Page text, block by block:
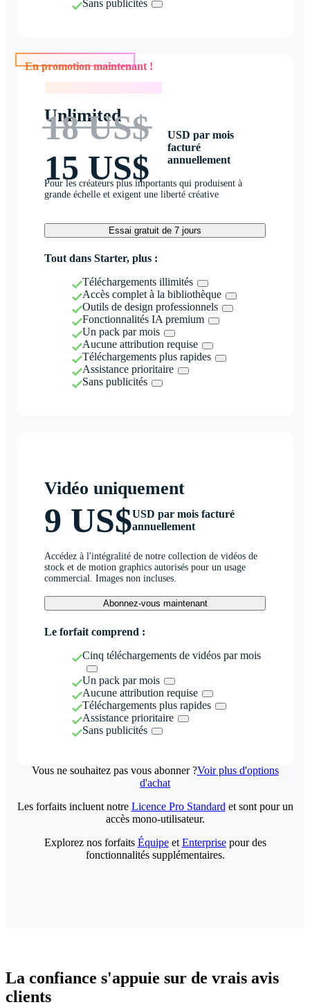
Sans publicités
En promotion maintenant !
Unlimited
18 US$
15 US$
USD par mois
facturé
annuellement
Pour les créateurs plus importants qui produisent à
grande échelle et exigent une liberté créative
Essai gratuit de 7 jours
Tout dans Starter, plus :
Téléchargements illimités
Accès complet à la bibliothèque
Outils de design professionnels
Fonctionnalités IA premium
Un pack par mois
Aucune attribution requise
Téléchargements plus rapides
Assistance prioritaire
Sans publicités
Vidéo uniquement
9 US$USD par mois facturé
annuellement
Accédez à l'intégralité de notre collection de vidéos de
stock et de motion graphics autorisés pour un usage
commercial. Images non incluses.
Abonnez-vous maintenant
Le forfait comprend :
Cinq téléchargements de vidéos par mois
Un pack par mois
Aucune attribution requise
Téléchargements plus rapides
Assistance prioritaire
Sans publicités
Vous ne souhaitez pas vous abonner ?Voir plus d'options
d'achat
Les forfaits incluent notre Licence Pro Standard et sont pour un
accès mono-utilisateur.
Explorez nos forfaits Équipeet Enterprisepour des
fonctionnalités supplémentaires.
La confiance s'appuie sur de vrais avis
clients